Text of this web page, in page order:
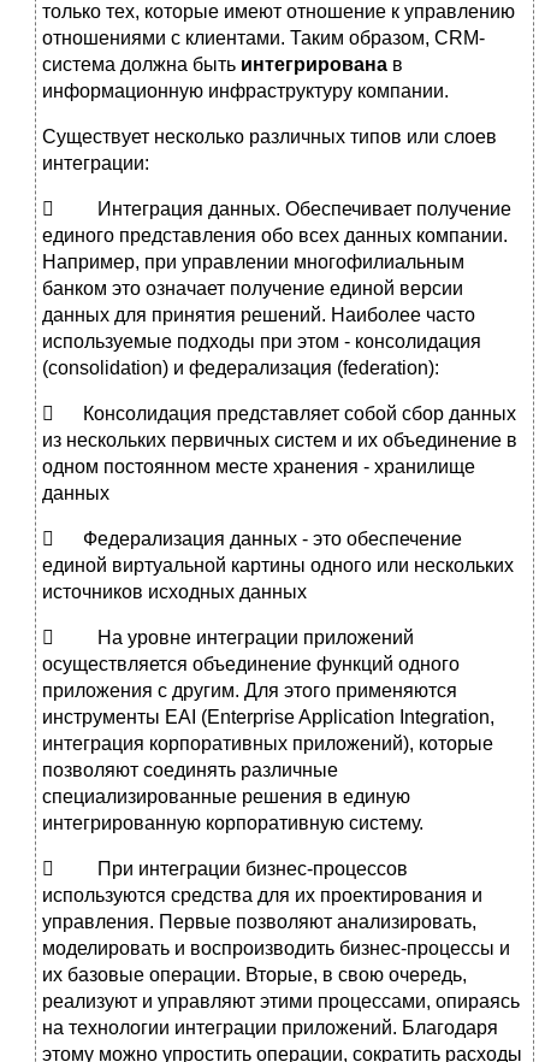
только тех, которые имеют отношение к управлению
отношениями с клиентами. Таким образом, CRM-
система должна быть интегрирована в
информационную инфраструктуру компании.
Существует несколько различных типов или слоев
интеграции:
 Интеграция данных. Обеспечивает получение
единого представления обо всех данных компании.
Например, при управлении многофилиальным
банком это означает получение единой версии
данных для принятия решений. Наиболее часто
используемые подходы при этом ­- консолидация
(consolidation) и федерализация (federation):
 Консолидация представляет собой сбор данных
из нескольких первичных систем и их объединение в
одном постоянном месте хранения - хранилище
данных
 Федерализация данных - это обеспечение
единой виртуальной картины одного или нескольких
источников исходных данных
 На уровне интеграции приложений
осуществляется объединение функций одного
приложения с другим. Для этого применяются
инструменты EAI (Enterprise Application Integration,
интеграция корпоративных приложений), которые
позволяют соединять различные
специализированные решения в единую
интегрированную корпоративную систему.
 При интеграции бизнес-процессов
используются средства для их проектирования и
управления. Первые позволяют анализировать,
моделировать и воспроизводить бизнес-процессы и
их базовые операции. Вторые, в свою очередь,
реализуют и управляют этими процессами, опираясь
на технологии интеграции приложений. Благодаря
этому можно упростить операции, сократить расходы